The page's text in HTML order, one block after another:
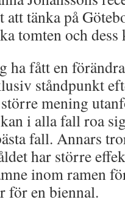
att tänka på
tomten och
ha fått en
ståndpunkt
mening
i alla fall roa
fall. Annars
har större
inom ramen
för en biennal.